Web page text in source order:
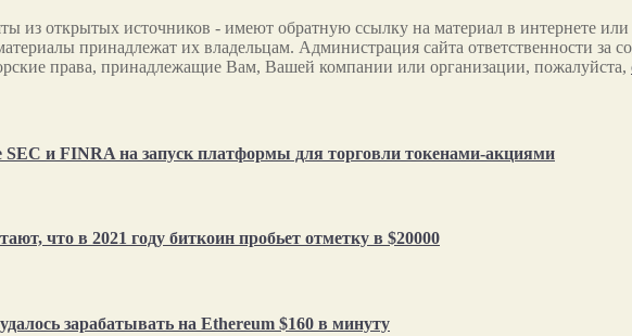
из открытых источников - имеют обратную ссылку на материал в интернете
принадлежат их владельцам. Администрация сайта ответственности
права, принадлежащие Вам, Вашей компании или организации, пожалуйста,
SEC и FINRA на запуск платформы для торговли токенами-акциями
что в 2021 году биткоин пробьет отметку в $20000
зарабатывать на Ethereum $160 в минуту